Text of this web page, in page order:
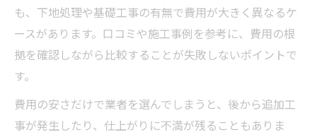
も、下地処理や基礎工事の有無で費用が大きく異なるケ
ースがあります。口コミや施工事例を参考に、費用の根
拠を確認しながら比較することが失敗しないポイントで
す。
費用の安さだけで業者を選んでしまうと、後から追加工
事が発生したり、仕上がりに不満が残ることもありま